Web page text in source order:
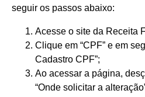
seguir os passos abaixo:
Acesse o site da Receita
Clique em “CPF” e em
Cadastro CPF”;
Ao acessar a página,
“Onde solicitar a